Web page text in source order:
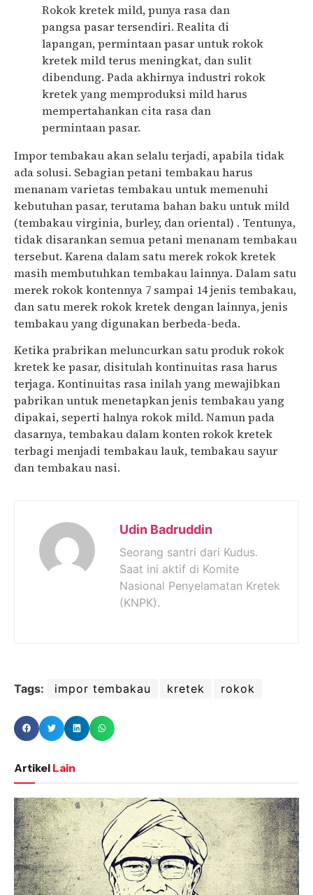
Rokok kretek mild, punya rasa dan
pangsa pasar tersendiri. Realita di
lapangan, permintaan pasar untuk rokok
kretek mild terus meningkat, dan sulit
dibendung. Pada akhirnya industri rokok
kretek yang memproduksi mild harus
mempertahankan cita rasa dan
permintaan pasar.
Impor tembakau akan selalu terjadi, apabila tidak
ada solusi. Sebagian petani tembakau harus
menanam varietas tembakau untuk memenuhi
kebutuhan pasar, terutama bahan baku untuk mild
(tembakau virginia, burley, dan oriental) . Tentunya,
tidak disarankan semua petani menanam tembakau
tersebut. Karena dalam satu merek rokok kretek
masih membutuhkan tembakau lainnya. Dalam satu
merek rokok kontennya 7 sampai 14 jenis tembakau,
dan satu merek rokok kretek dengan lainnya, jenis
tembakau yang digunakan berbeda-beda.
Ketika prabrikan meluncurkan satu produk rokok
kretek ke pasar, disitulah kontinuitas rasa harus
terjaga. Kontinuitas rasa inilah yang mewajibkan
pabrikan untuk menetapkan jenis tembakau yang
dipakai, seperti halnya rokok mild. Namun pada
dasarnya, tembakau dalam konten rokok kretek
terbagi menjadi tembakau lauk, tembakau sayur
dan tembakau nasi.
Udin Badruddin
Seorang santri dari Kudus.
Saat ini aktif di Komite
Nasional Penyelamatan Kretek
(KNPK).
Tags: impor tembakau kretek rokok
Artikel Lain